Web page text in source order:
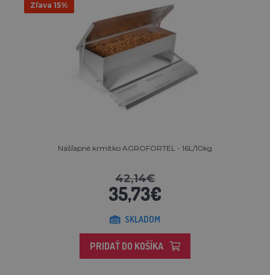
Zľava 15%
Nášľapné krmítko AGROFORTEL - 16L/10kg
42,14€
35,73€
SKLADOM
PRIDAŤ DO KOŠÍKA